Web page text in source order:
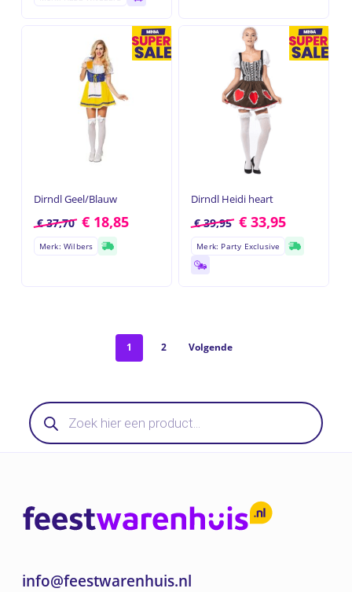
Dirndl Geel/Blauw
€37,70 € 18,85
Merk: Wilbers
Dirndl Heidi heart
€39,95 €33,95
Merk: Party Exclusive
1 2 Volgende
Producten
zoeken
info@feestwarenhuis.nl